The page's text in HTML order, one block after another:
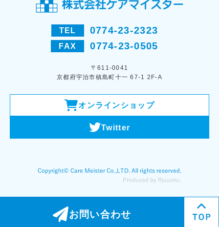
TEL 0774-23-2323
FAX 0774-23-0505
〒611-0041
京都府宇治市槙島町十一 67-1 2F-A
オンラインショップ
Twitter
お問い合わせ